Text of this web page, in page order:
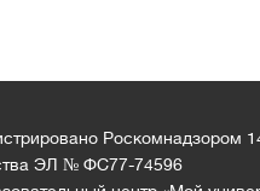
Роскомнадзором
ЭЛ № ФС77-74596